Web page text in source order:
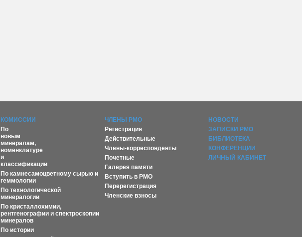
КОМИССИИ
По
новым
минералам,
номенклатуре
и
классификации
По камнесамоцветному сырью и
геммологии
По технологической
минералогии
По кристаллохимии,
рентгенографии и спектроскопии
минералов
По истории
ЧЛЕНЫ РМО
Регистрация
Действительные
Члены-корреспонденты
Почетные
Галерея памяти
Вступить в РМО
Перерегистрация
Членские взносы
НОВОСТИ
ЗАПИСКИ РМО
БИБЛИОТЕКА
КОНФЕРЕНЦИИ
ЛИЧНЫЙ КАБИНЕТ